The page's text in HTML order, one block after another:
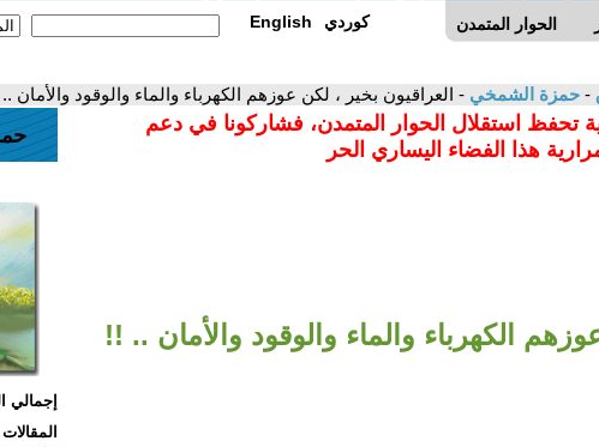
الحوار المتمدن English كوردي
- حمزة الشمخي - العراقيون بخير ، لكن عوزهم الكهرباء والماء والوقود والأمان
تحفظ استقلال الحوار المتمدن، فشاركونا في دعم
هذا الفضاء اليساري الحر
الكهرباء والماء والوقود والأمان .. !!
إجمالي
المقالات